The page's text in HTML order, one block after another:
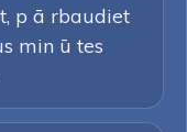
p ā rbaudiet
min ū tes